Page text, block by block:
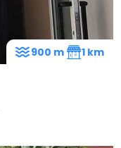
900 m 1 km